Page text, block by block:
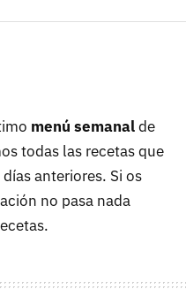
menú semanalde
todas las recetas que
anteriores. Si os
no pasa nada